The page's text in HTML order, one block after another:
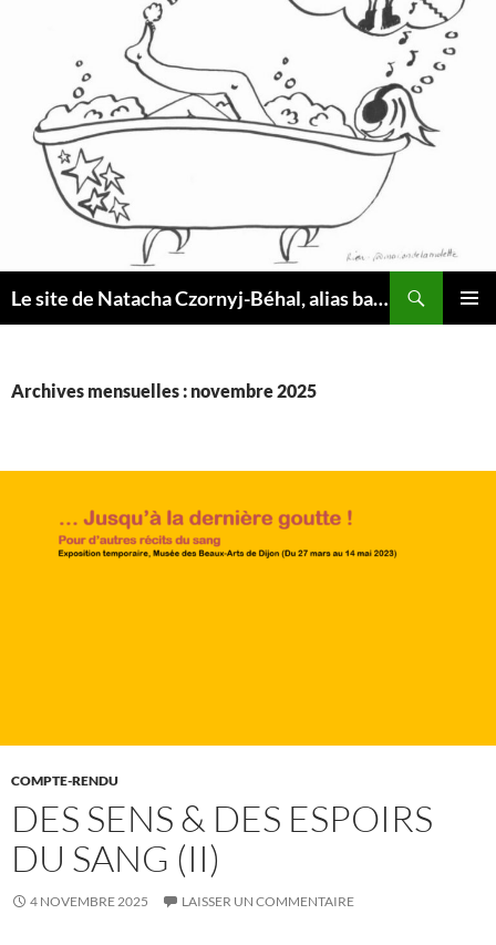
Le site de Natacha Czornyj-Béhal, alias baindemousse
Archives mensuelles : novembre 2025
COMPTE-RENDU
DES SENS & DES ESPOIRS
DU SANG (II)
4 NOVEMBRE 2025 LAISSER UN COMMENTAIRE